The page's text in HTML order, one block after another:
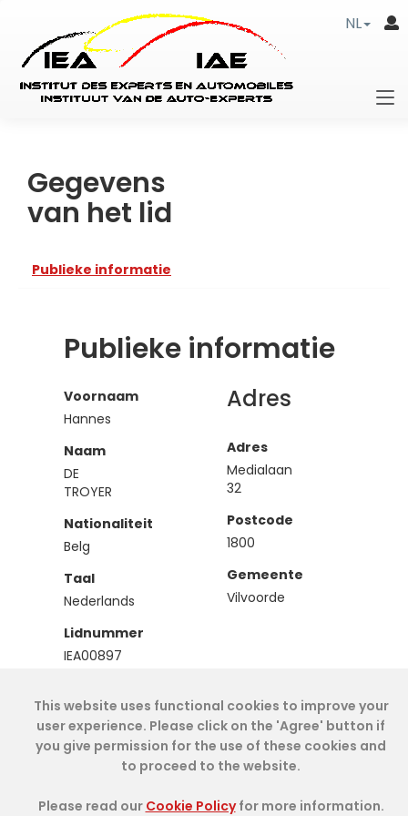
NL
Gegevens
van het lid
Publieke informatie
Publieke informatie
Voornaam
Hannes
Naam
DE
TROYER
Nationaliteit
Belg
Taal
Nederlands
Lidnummer
IEA00897
Stagiair
Adres
Adres
Medialaan
32
Postcode
1800
Gemeente
Vilvoorde
This website uses functional cookies to improve your
user experience. Please click on the 'Agree' button if
you give permission for the use of these cookies and
to proceed to the website.
Please read our Cookie Policyfor more information.